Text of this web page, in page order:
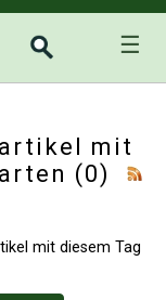
☰
mit
(0)
mit diesem Tag